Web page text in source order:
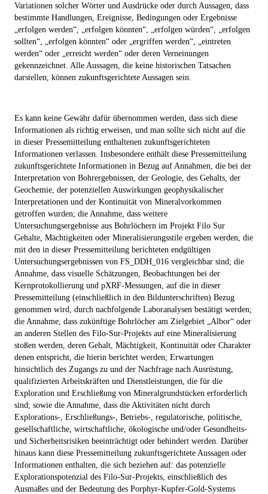
Variationen solcher Wörter und Ausdrücke oder durch Aussagen, dass
bestimmte Handlungen, Ereignisse, Bedingungen oder Ergebnisse
„erfolgen werden“, „erfolgen könnten“, „erfolgen würden“, „erfolgen
sollten“, „erfolgen könnten“ oder „ergriffen werden“, „eintreten
werden“ oder „erreicht werden“ oder deren Verneinungen
gekennzeichnet. Alle Aussagen, die keine historischen Tatsachen
darstellen, können zukunftsgerichtete Aussagen sein.
Es kann keine Gewähr dafür übernommen werden, dass sich diese
Informationen als richtig erweisen, und man sollte sich nicht auf die
in dieser Pressemitteilung enthaltenen zukunftsgerichteten
Informationen verlassen. Insbesondere enthält diese Pressemitteilung
zukunftsgerichtete Informationen in Bezug auf Annahmen, die bei der
Interpretation von Bohrergebnissen, der Geologie, des Gehalts, der
Geochemie, der potenziellen Auswirkungen geophysikalischer
Interpretationen und der Kontinuität von Mineralvorkommen
getroffen wurden; die Annahme, dass weitere
Untersuchungsergebnisse aus Bohrlöchern im Projekt Filo Sur
Gehalte, Mächtigkeiten oder Mineralisierungsstile ergeben werden, die
mit den in dieser Pressemitteilung berichteten endgültigen
Untersuchungsergebnissen von FS_DDH_016 vergleichbar sind; die
Annahme, dass visuelle Schätzungen, Beobachtungen bei der
Kernprotokollierung und pXRF-Messungen, auf die in dieser
Pressemitteilung (einschließlich in den Bildunterschriften) Bezug
genommen wird, durch nachfolgende Laboranalysen bestätigt werden;
die Annahme, dass zukünftige Bohrlöcher am Zielgebiet „Albor“ oder
an anderen Stellen des Filo-Sur-Projekts auf eine Mineralisierung
stoßen werden, deren Gehalt, Mächtigkeit, Kontinuität oder Charakter
denen entspricht, die hierin berichtet werden; Erwartungen
hinsichtlich des Zugangs zu und der Nachfrage nach Ausrüstung,
qualifizierten Arbeitskräften und Dienstleistungen, die für die
Exploration und Erschließung von Mineralgrundstücken erforderlich
sind; sowie die Annahme, dass die Aktivitäten nicht durch
Explorations-, Erschließungs-, Betriebs-, regulatorische, politische,
gesellschaftliche, wirtschaftliche, ökologische und/oder Gesundheits-
und Sicherheitsrisiken beeinträchtigt oder behindert werden. Darüber
hinaus kann diese Pressemitteilung zukunftsgerichtete Aussagen oder
Informationen enthalten, die sich beziehen auf: das potenzielle
Explorationspotenzial des Filo-Sur-Projekts, einschließlich des
Ausmaßes und der Bedeutung des Porphyr-Kupfer-Gold-Systems